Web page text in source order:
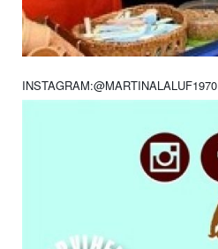
INSTAGRAM:@MARTINALALUF1970